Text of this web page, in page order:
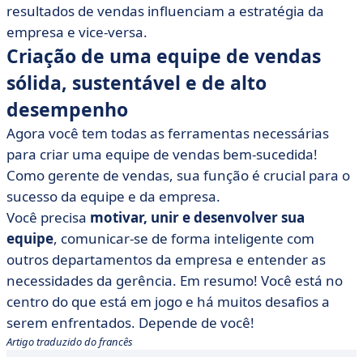
resultados de vendas influenciam a estratégia da
empresa e vice-versa.
Criação de uma equipe de vendas
sólida, sustentável e de alto
desempenho
Agora você tem todas as ferramentas necessárias
para criar uma equipe de vendas bem-sucedida!
Como gerente de vendas, sua função é crucial para o
sucesso da equipe e da empresa.
Você precisa motivar, unir e desenvolver sua
equipe, comunicar-se de forma inteligente com
outros departamentos da empresa e entender as
necessidades da gerência. Em resumo! Você está no
centro do que está em jogo e há muitos desafios a
serem enfrentados. Depende de você!
Artigo traduzido do francês